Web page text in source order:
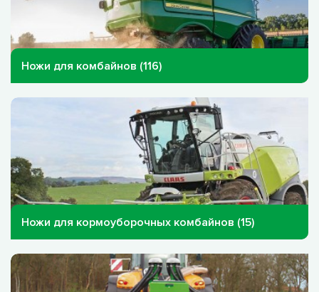
Ножи для комбайнов (116)
Ножи для кормоуборочных комбайнов (15)